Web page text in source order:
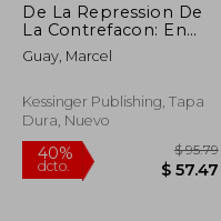
De La Repression De
La Contrefacon: En
Matiere De Propriete
Litteraire (1877) (en
Guay, Marcel
Kessinger Publishing, Tapa
Dura, Nuevo